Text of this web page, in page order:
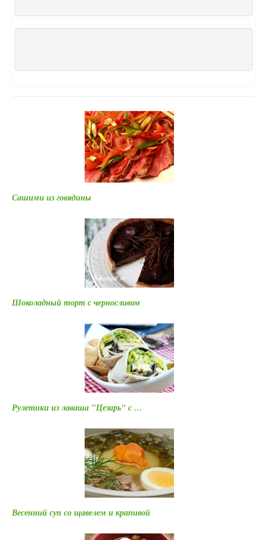
Сашими из говядины
Шоколадный торт с черносливом
Рулетики из лаваша "Цезарь" с …
Весенний суп со щавелем и крапивой